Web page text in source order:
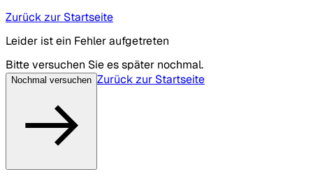
Zurück zur Startseite
Leider ist ein Fehler aufgetreten
Bitte versuchen Sie es später nochmal.
Nochmal versuchen Zurück zur Startseite